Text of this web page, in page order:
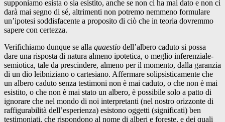
supponiamo esista o sia esistito, anche se non ci ha mai dato e non ci
darà mai segno di sé, altrimenti non potremo nemmeno formulare
un’ipotesi soddisfacente a proposito di ciò che in teoria dovremmo
sapere con certezza.
Verifichiamo dunque se alla quaestio dell’albero caduto si possa
dare una risposta di natura almeno ipotetica, o meglio inferenziale-
semiotica, tale da prescindere, almeno per il momento, dalla garanzia
di un dio leibniziano o cartesiano. Affermare solipsisticamente che
un albero caduto senza testimoni non è mai caduto, o che non è mai
esistito, o che non è mai stato un albero, è possibile solo a patto di
ignorare che nel mondo di noi interpretanti (nel nostro orizzonte di
raffigurabilità dell’esperienza) esistono oggetti (significati) ben
testimoniati, che rispondono al nome di alberi e foreste, e dei quali